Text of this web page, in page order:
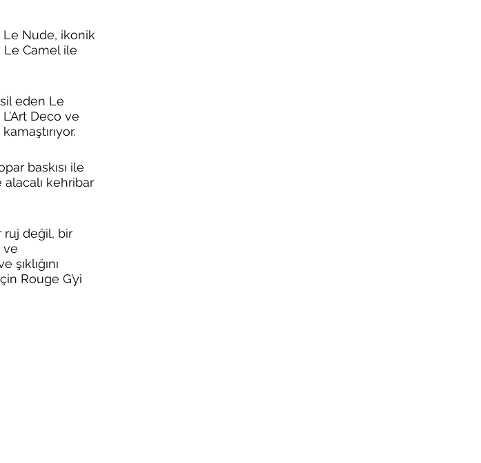
Le Nude, ikonik
Le Camel ile
eden Le
Deco ve
baskısı ile
alacalı kehribar
ruj değil, bir
ve
Rouge G’yi